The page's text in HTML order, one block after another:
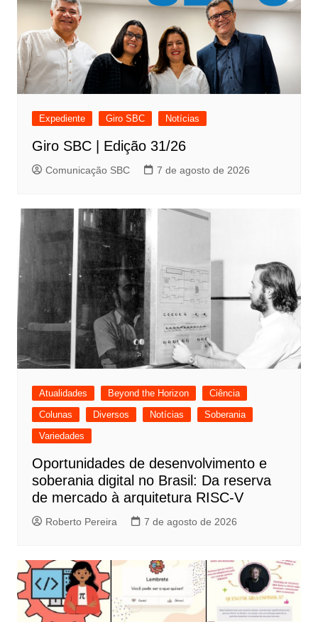
Expediente Giro SBC Notícias
Giro SBC | Edição 31/26
Comunicação SBC 7 de agosto de 2026
Atualidades Beyond the Horizon
Ciência
Colunas
Diversos Notícias
Soberania
Variedades
Oportunidades de desenvolvimento e
soberania digital no Brasil: Da reserva
de mercado à arquitetura RISC-V
Roberto Pereira 7 de agosto de 2026